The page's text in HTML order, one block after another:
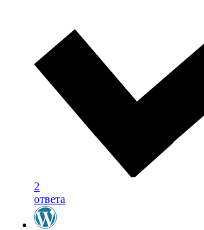
2
ответа